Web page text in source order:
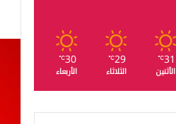
31
℃
الأثنين
29
℃
الثلاثاء
30
℃
الأربعاء